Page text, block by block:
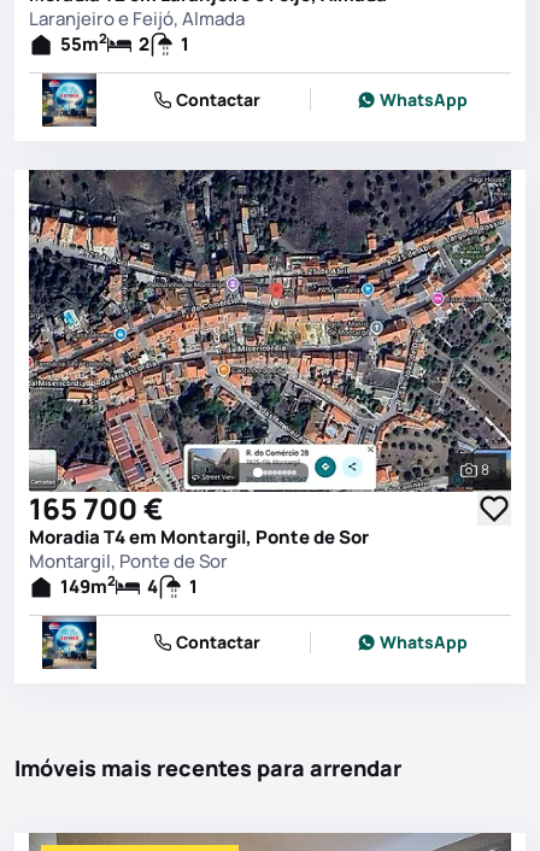
Laranjeiro e Feijó, Almada
55m2 2 1
Contactar WhatsApp
Ver
8
165 700 €
Moradia T4 em Montargil, Ponte de Sor
Montargil, Ponte de Sor
149m2 4 1
Contactar WhatsApp
Imóveis mais recentes para arrendar